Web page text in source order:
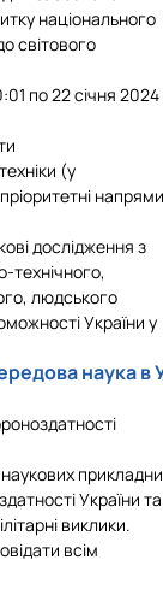
Catalogue
Nutrition and
Pedagogy
Faculty
Biotechnology
«Vorzel»
and
and
of
of Eco-Safe
and Safety of
of Agricultural
Institute
named after
and Natural
of Land
College
національного
світового
по22 січня 2024
(у
напрями
дослідження з
технічного,
людського
України у
наука в
України та
виклики.
всім